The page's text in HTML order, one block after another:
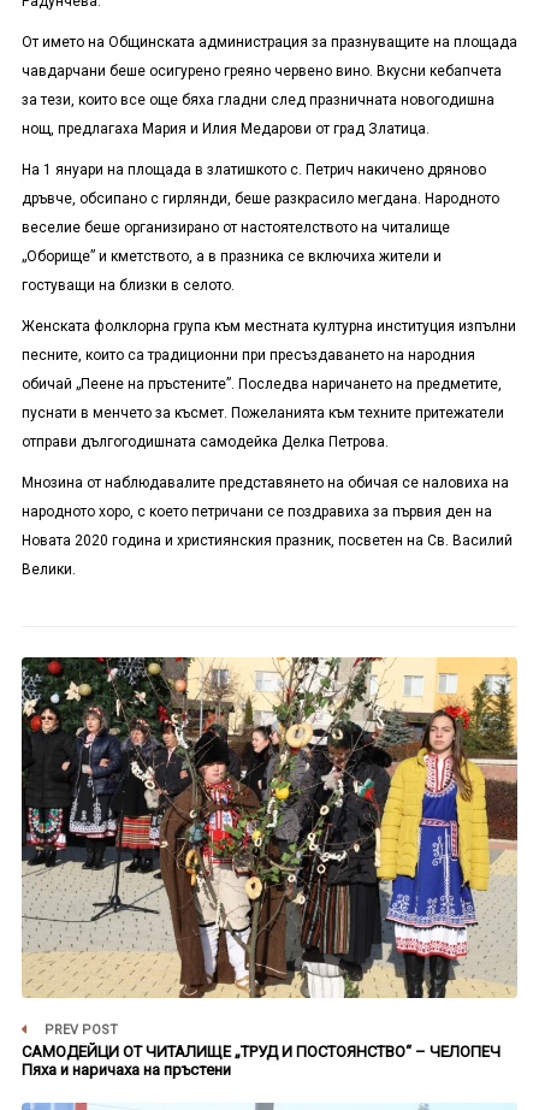
От името на Общинската администрация за празнуващите на площада
чавдарчани беше осигурено греяно червено вино. Вкусни кебапчета
за тези, които все още бяха гладни след празничната новогодишна
нощ, предлагаха Мария и Илия Медарови от град Златица.
На 1 януари на площада в златишкото с. Петрич накичено дряново
дръвче, обсипано с гирлянди, беше разкрасило мегдана. Народното
веселие беше организирано от настоятелството на читалище
„Оборище” и кметството, а в празника се включиха жители и
гостуващи на близки в селото.
Женската фолклорна група към местната културна институция изпълни
песните, които са традиционни при пресъздаването на народния
обичай „Пеене на пръстените”. Последва наричането на предметите,
пуснати в менчето за късмет. Пожеланията към техните притежатели
отправи дългогодишната самодейка Делка Петрова.
Мнозина от наблюдавалите представянето на обичая се наловиха на
народното хоро, с което петричани се поздравиха за първия ден на
Новата 2020 година и християнския празник, посветен на Св. Василий
Велики.
PREV POST
САМОДЕЙЦИ ОТ ЧИТАЛИЩЕ „ТРУД И ПОСТОЯНСТВО“ – ЧЕЛОПЕЧ
Пяха и наричаха на пръстени